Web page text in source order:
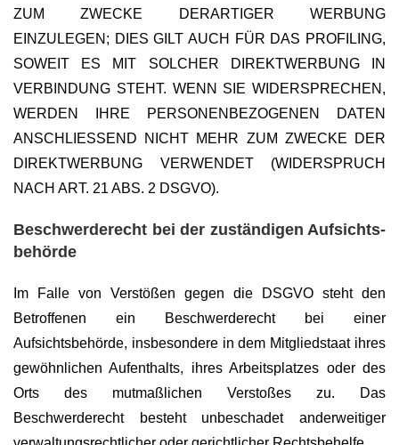
ZUM ZWECKE DERARTIGER WERBUNG
EINZULEGEN; DIES GILT AUCH FÜR DAS PROFILING,
SOWEIT ES MIT SOLCHER DIREKTWERBUNG IN
VERBINDUNG STEHT. WENN SIE WIDERSPRECHEN,
WERDEN IHRE PERSONENBEZOGENEN DATEN
ANSCHLIESSEND NICHT MEHR ZUM ZWECKE DER
DIREKTWERBUNG VERWENDET (WIDERSPRUCH
NACH ART. 21 ABS. 2 DSGVO).
Beschwerde­recht bei der zuständigen Aufsichts­
behörde
Im Falle von Verstößen gegen die DSGVO steht den
Betroffenen ein Beschwerderecht bei einer
Aufsichtsbehörde, insbesondere in dem Mitgliedstaat ihres
gewöhnlichen Aufenthalts, ihres Arbeitsplatzes oder des
Orts des mutmaßlichen Verstoßes zu. Das
Beschwerderecht besteht unbeschadet anderweitiger